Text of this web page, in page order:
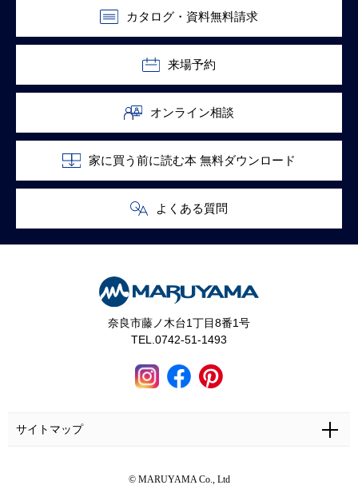
カタログ・資料無料請求
来場予約
オンライン相談
家に買う前に読む本 無料ダウンロード
よくある質問
奈良市藤ノ木台1丁目8番1号
TEL.0742-51-1493
サイトマップ
© MARUYAMA Co., Ltd